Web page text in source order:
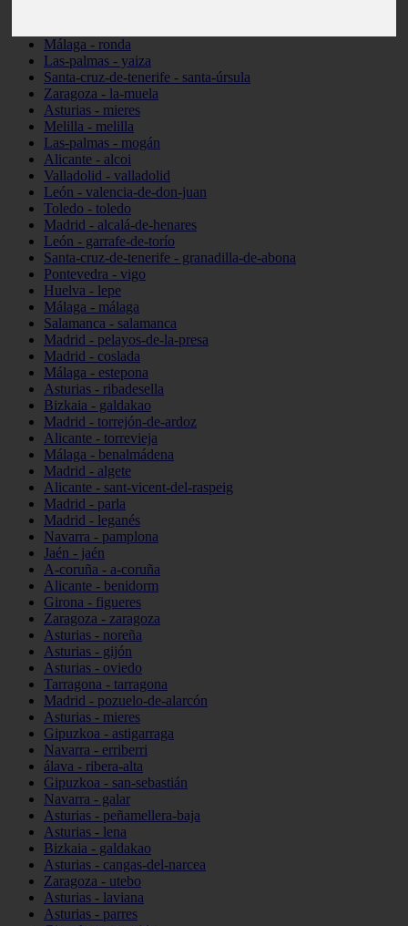
Málaga - ronda
Las-palmas - yaiza
Santa-cruz-de-tenerife - santa-úrsula
Zaragoza - la-muela
Asturias - mieres
Melilla - melilla
Las-palmas - mogán
Alicante - alcoi
Valladolid - valladolid
León - valencia-de-don-juan
Toledo - toledo
Madrid - alcalá-de-henares
León - garrafe-de-torío
Santa-cruz-de-tenerife - granadilla-de-abona
Pontevedra - vigo
Huelva - lepe
Málaga - málaga
Salamanca - salamanca
Madrid - pelayos-de-la-presa
Madrid - coslada
Málaga - estepona
Asturias - ribadesella
Bizkaia - galdakao
Madrid - torrejón-de-ardoz
Alicante - torrevieja
Málaga - benalmádena
Madrid - algete
Alicante - sant-vicent-del-raspeig
Madrid - parla
Madrid - leganés
Navarra - pamplona
Jaén - jaén
A-coruña - a-coruña
Alicante - benidorm
Girona - figueres
Zaragoza - zaragoza
Asturias - noreña
Asturias - gijón
Asturias - oviedo
Tarragona - tarragona
Madrid - pozuelo-de-alarcón
Asturias - mieres
Gipuzkoa - astigarraga
Navarra - erriberri
álava - ribera-alta
Gipuzkoa - san-sebastián
Navarra - galar
Asturias - peñamellera-baja
Asturias - lena
Bizkaia - galdakao
Asturias - cangas-del-narcea
Zaragoza - utebo
Asturias - laviana
Asturias - parres